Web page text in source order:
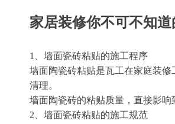
家居装修你不可不知
1、墙面瓷砖粘贴的施工程序
墙面陶瓷砖粘贴是瓦工在家庭装
清理。
墙面陶瓷砖的粘贴质量，直接影
2、墙面瓷砖粘贴的施工规范